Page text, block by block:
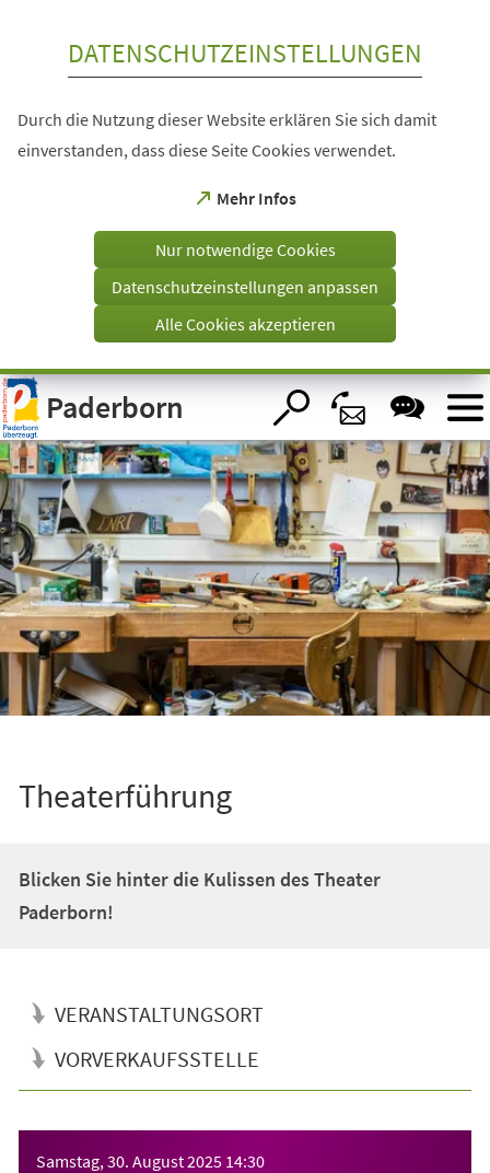
Visuelle
Assistenzsoftware
öffnen.
DATENSCHUTZEINSTELLUNGEN
Durch die Nutzung dieser Website erklären Sie sich damit
einverstanden, dass diese Seite Cookies verwendet.
Mehr Infos
(Öffnet
einem
Tab)
Nur notwendige Cookies
Datenschutzeinstellungen anpassen
Alle Cookies akzeptieren
Paderborn
Theaterführung
Blicken Sie hinter die Kulissen des Theater
Paderborn!
VERANSTALTUNGSORT
VORVERKAUFSSTELLE
Samstag, 30. August 2025 14:30